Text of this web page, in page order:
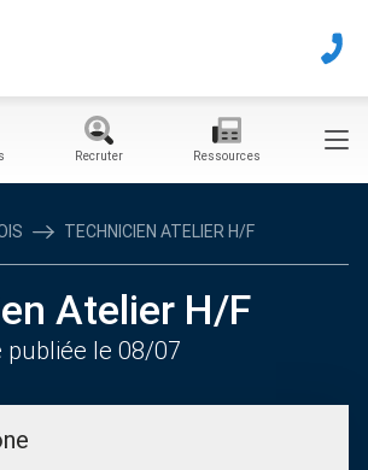
Recruter Ressources
TECHNICIEN ATELIER H/F
Atelier H/F
publiée le 08/07